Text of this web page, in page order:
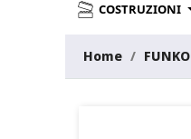
COSTRUZIONI
Home FUNKO